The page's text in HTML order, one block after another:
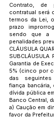
Contrato, de
contratual será
termos da Lei,
prazo
sendo que a
penalidades
CLÁUSULA
SUBCLÁUSULA
Garantia de
5% (cinco por
das seguintes
fiança
dívida pública
Banco Central,
a) Caução em
favor da